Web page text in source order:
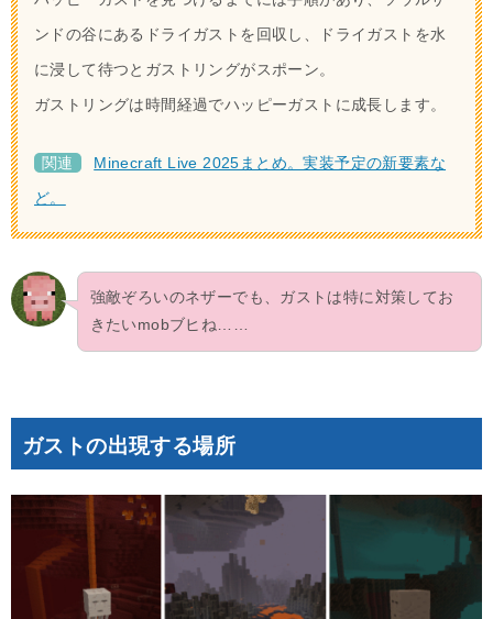
ンドの谷にあるドライガストを回収し、ドライガストを水
に浸して待つとガストリングがスポーン。
ガストリングは時間経過でハッピーガストに成長します。
関連
Minecraft Live 2025まとめ。実装予定の新要素な
ど。
強敵ぞろいのネザーでも、ガストは特に対策してお
きたいmobブヒね……
ガストの出現する場所